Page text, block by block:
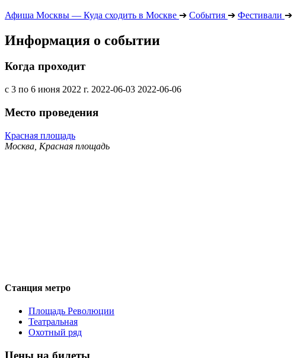
Афиша Москвы — Куда сходить в Москве ➔ События ➔ Фестивали ➔
Информация о событии
Когда проходит
с 3 по 6 июня 2022 г. 2022-06-03 2022-06-06
Место проведения
Красная площадь
Москва, Красная площадь
Станция метро
Площадь Революции
Театральная
Охотный ряд
Цены на билеты